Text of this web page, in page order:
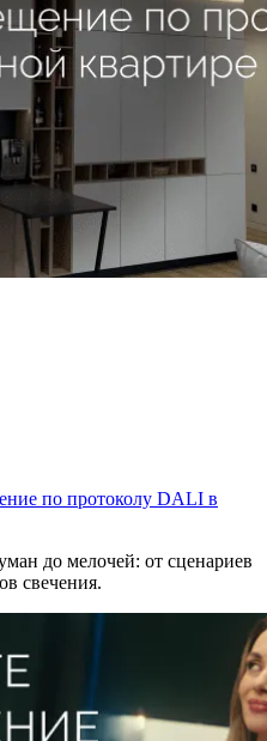
по протоколу DALI в
до мелочей: от сценариев
свечения.